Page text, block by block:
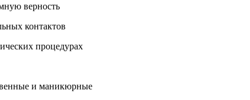
верность
контактов
процедурах
и маникюрные​